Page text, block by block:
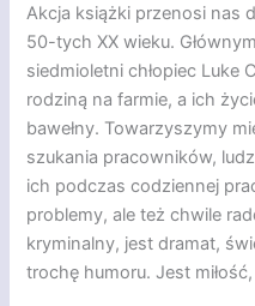
Akcja książki przenosi nas
50-tych XX wieku.
siedmioletni chłopiec Luke
rodziną na farmie, a ich
bawełny. Towarzyszymy
szukania pracowników,
ich podczas codziennej
problemy, ale też chwile
kryminalny, jest dramat,
trochę humoru. Jest